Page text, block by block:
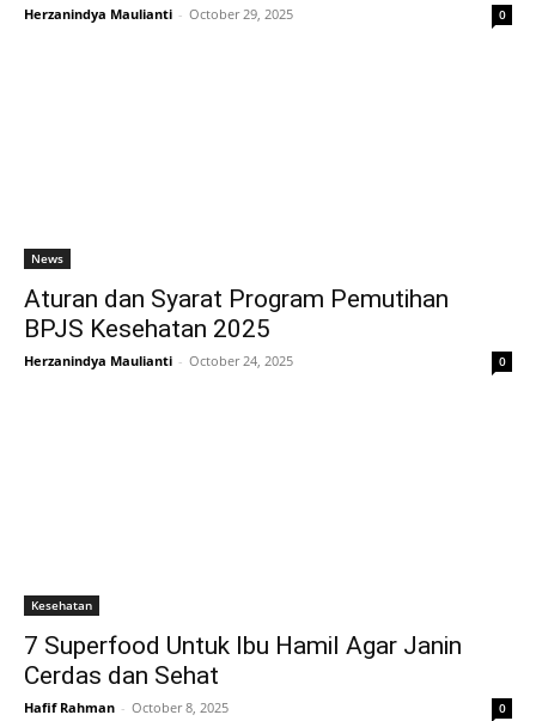
Herzanindya Maulianti - October 29, 2025 0
News
Aturan dan Syarat Program Pemutihan
BPJS Kesehatan 2025
Herzanindya Maulianti - October 24, 2025 0
Kesehatan
7 Superfood Untuk Ibu Hamil Agar Janin
Cerdas dan Sehat
Hafif Rahman - October 8, 2025 0